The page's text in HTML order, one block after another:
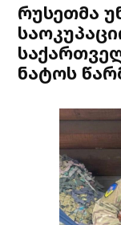
რუსეთმა
ნატოს